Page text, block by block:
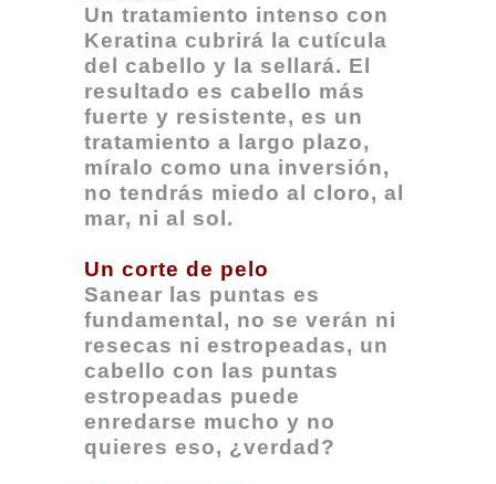
Un tratamiento intenso con
Keratina cubrirá la cutícula
del cabello y la sellará. El
resultado es cabello más
fuerte y resistente, es un
tratamiento a largo plazo,
míralo como una inversión,
no tendrás miedo al cloro, al
mar, ni al sol.
Un corte de pelo
Sanear las puntas es
fundamental, no se verán ni
resecas ni estropeadas, un
cabello con las puntas
estropeadas puede
enredarse mucho y no
quieres eso, ¿verdad?